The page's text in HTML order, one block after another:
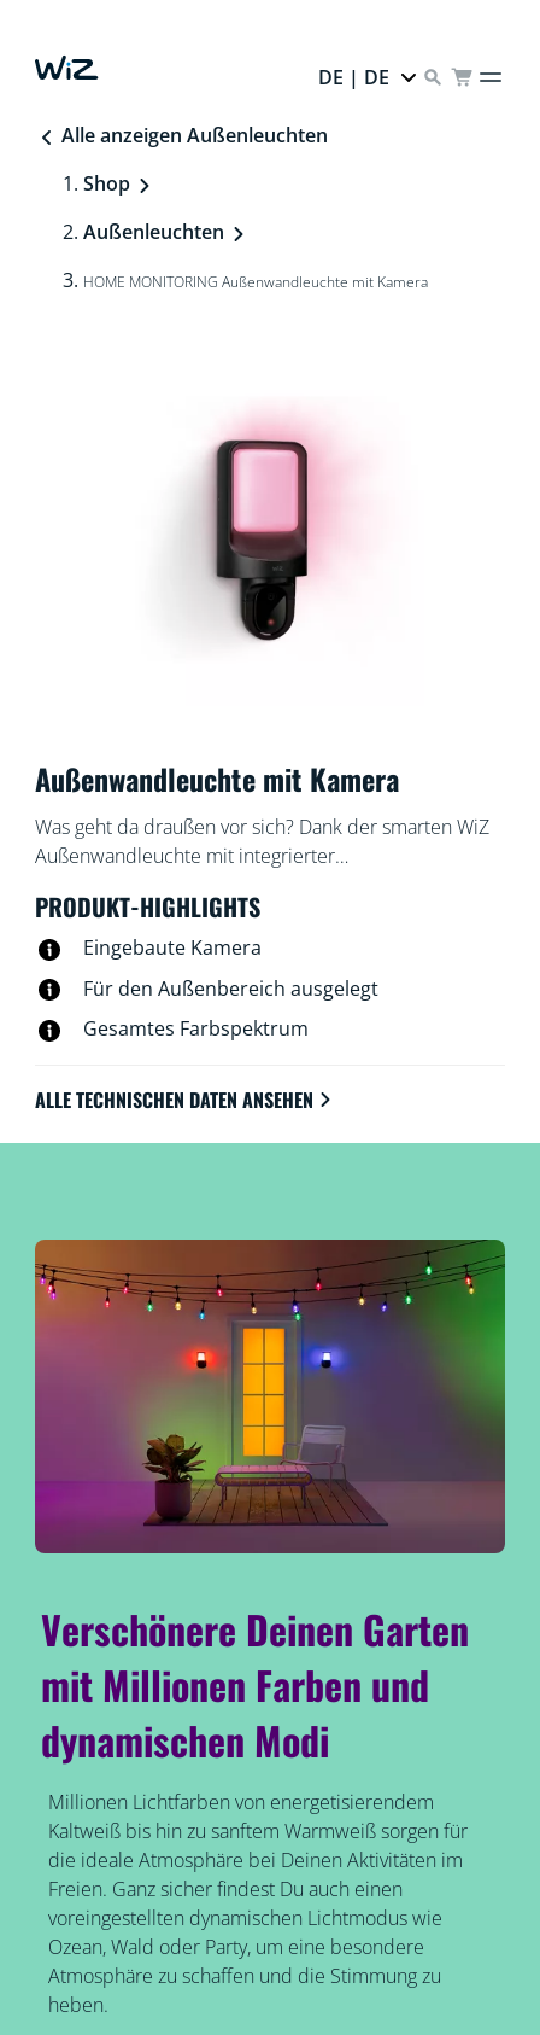
DE | DE
Alle anzeigen Außenleuchten
Shop
Außenleuchten
HOME MONITORING Außenwandleuchte mit Kamera
Außenwandleuchte mit Kamera
Was geht da draußen vor sich? Dank der smarten WiZ
Außenwandleuchte mit integrierter
Dunkeln stehen. Sobald eine Bewegung erkannt wird,
geht das Licht unserer wetterfesten Kamera an.
Du kannst auch nach Einbruch der Dunkelheit bequem
nach Hause kommen.
PRODUKT-HIGHLIGHTS
Eingebaute Kamera
Für den Außenbereich ausgelegt
Gesamtes Farbspektrum
ALLE TECHNISCHEN DATEN ANSEHEN
Verschönere Deinen Garten
mit Millionen Farben und
dynamischen Modi
Millionen Lichtfarben von energetisierendem
Kaltweiß bis hin zu sanftem Warmweiß sorgen für
die ideale Atmosphäre bei Deinen Aktivitäten im
Freien. Ganz sicher findest Du auch einen
voreingestellten dynamischen Lichtmodus wie
Ozean, Wald oder Party, um eine besondere
Atmosphäre zu schaffen und die Stimmung zu
heben.